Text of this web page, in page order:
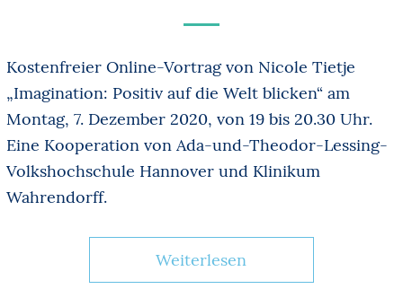
Kostenfreier Online-Vortrag von Nicole Tietje
„Imagination: Positiv auf die Welt blicken“ am
Montag, 7. Dezember 2020, von 19 bis 20.30 Uhr.
Eine Kooperation von Ada-und-Theodor-Lessing-
Volkshochschule Hannover und Klinikum
Wahrendorff.
Weiterlesen